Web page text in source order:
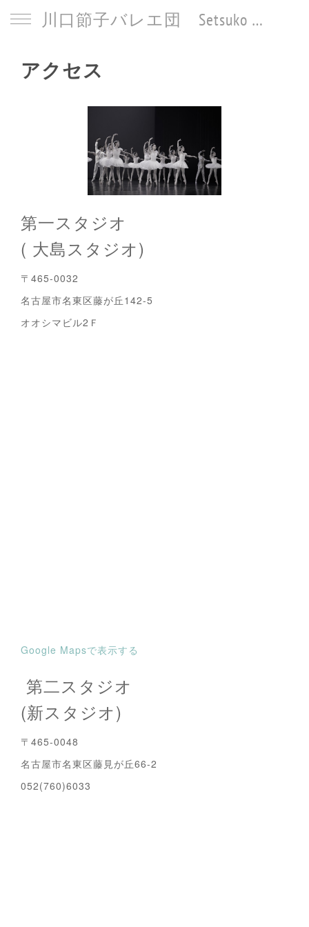
川口節子バレエ団 Setsuko Kawaguchi Ballet
アクセス
第一スタジオ
( 大島スタジオ)
〒465-0032
名古屋市名東区藤が丘142-5
オオシマビル2Ｆ
Google Mapsで表示する
第二スタジオ
(新スタジオ)
〒465-0048
名古屋市名東区藤見が丘66-2
052(760)6033